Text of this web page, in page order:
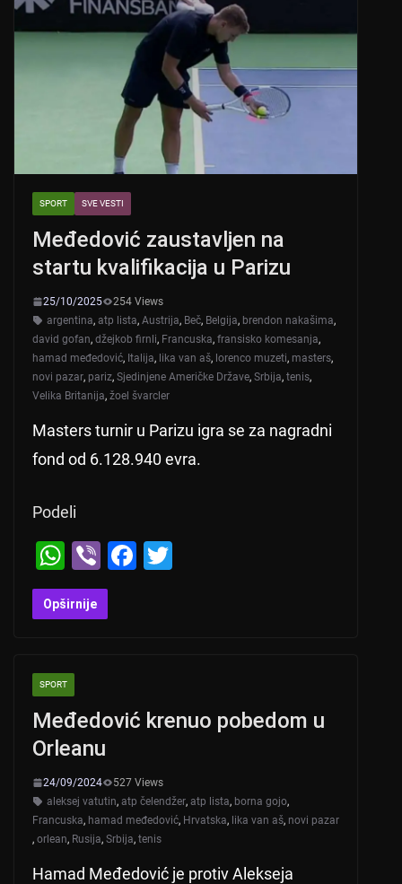
SPORT SVE VESTI
Međedović zaustavljen na
startu kvalifikacija u Parizu
25/10/2025
254 Views
argentina, atp lista, Austrija, Beč, Belgija, brendon nakašima,
david gofan, džejkob firnli, Francuska, fransisko komesanja,
hamad međedović, Italija, lika van aš, lorenco muzeti, masters,
novi pazar, pariz, Sjedinjene Američke Države, Srbija, tenis,
Velika Britanija, žoel švarcler
Masters turnir u Parizu igra se za nagradni
fond od 6.128.940 evra.
Podeli
W
h
at
A
p
p
Vi
b
er
F
o
Opširnije
SPORT
Međedović krenuo pobedom u
Orleanu
24/09/2024
527 Views
aleksej vatutin, atp čelendžer, atp lista, borna gojo,
Francuska, hamad međedović, Hrvatska, lika van aš, novi pazar
, orlean, Rusija, Srbija, tenis
Hamad Međedović je protiv Alekseja